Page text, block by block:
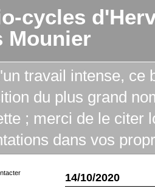
cycles
Mounier
travail intense, ce
du plus grand
; merci de le citer
dans vos
14/10/2020